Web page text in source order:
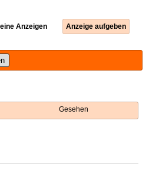
Anzeigen Anzeige aufgeben
Gesehen